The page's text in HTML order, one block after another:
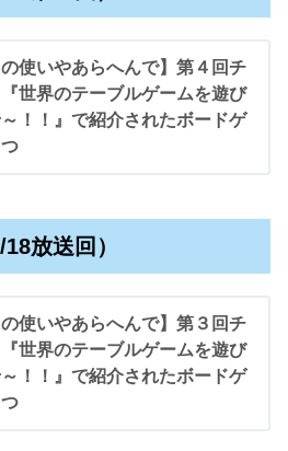
の使いやあらへんで】第４回チ
世界のテーブルゲームを遊び
！！』で紹介されたボードゲ
放送回）
の使いやあらへんで】第３回チ
世界のテーブルゲームを遊び
！！』で紹介されたボードゲ